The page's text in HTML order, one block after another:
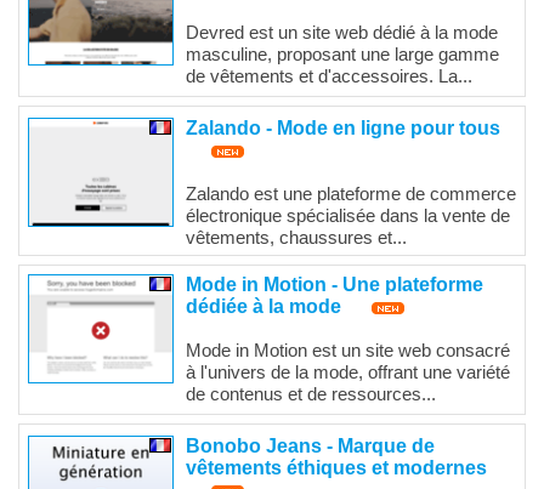
Devred est un site web dédié à la mode
masculine, proposant une large gamme
de vêtements et d'accessoires. La...
Zalando - Mode en ligne pour tous
Zalando est une plateforme de commerce
électronique spécialisée dans la vente de
vêtements, chaussures et...
Mode in Motion - Une plateforme
dédiée à la mode
Mode in Motion est un site web consacré
à l'univers de la mode, offrant une variété
de contenus et de ressources...
Bonobo Jeans - Marque de
vêtements éthiques et modernes